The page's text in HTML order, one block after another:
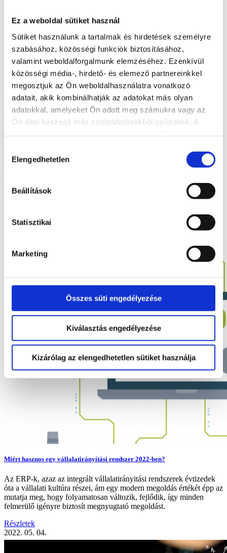
Ez a weboldal sütiket használ
Sütiket használunk a tartalmak és hirdetések személyre
szabásához, közösségi funkciók biztosításához,
valamint weboldalforgalmunk elemzéséhez. Ezenkívül
közösségi média-, hirdető- és elemező partnereinkkel
megosztjuk az Ön weboldalhasználatra vonatkozó
adatait, akik kombinálhatják az adatokat más olyan
adatokkal, amelyeket Ön adott meg számukra vagy az
Ön által használt más szolgáltatásokból gyűjtöttek. A
kiválasztása
Elengedhetetlen
Beállítások
Statisztikai
Marketing
Összes süti engedélyezése
Kiválasztás engedélyezése
Kizárólag az elengedhetetlen sütiket használja
Forduljon hozzánk bizalommal!
+36 70 507 6388
support@europroof.hu
Küldés
Miért hasznos egy vállalatirányítási rendszer 2022-ben?
Az ERP-k, azaz az integrált vállalatirányitási rendszerek évtizedek
óta a vállalati kultúra részei, ám egy modern megoldás értékét épp az
mutatja meg, hogy folyamatosan változik, fejlődik, így minden
felmerülő igényre biztosít megnyugtató megoldást.
Részletek
2022. 05. 04.